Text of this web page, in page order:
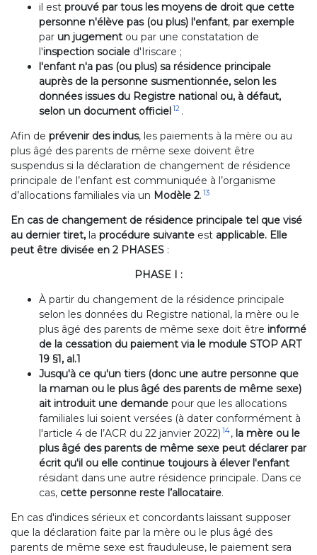
il est prouvé par tous les moyens de droit que cette
personne n'élève pas (ou plus) l'enfant, par exemple
par un jugement ou par une constatation de
l'inspection sociale d'Iriscare ;
l'enfant n'a pas (ou plus) sa résidence principale
auprès de la personne susmentionnée, selon les
données issues du Registre national ou, à défaut,
selon un document officiel 12 .
Afin de prévenir des indus, les paiements à la mère ou au
plus âgé des parents de même sexe doivent être
suspendus si la déclaration de changement de résidence
principale de l’enfant est communiquée à l’organisme
d’allocations familiales via un Modèle 2. 13
En cas de changement de résidence principale tel que visé
au dernier tiret, la procédure suivante est applicable. Elle
peut être divisée en 2 PHASES :
PHASE I :
À partir du changement de la résidence principale
selon les données du Registre national, la mère ou le
plus âgé des parents de même sexe doit être informé
de la cessation du paiement via le module STOP ART
19 §1, al.1
Jusqu'à ce qu'un tiers (donc une autre personne que
la maman ou le plus âgé des parents de même sexe)
ait introduit une demande pour que les allocations
familiales lui soient versées (à dater conformément à
l'article 4 de l’ACR du 22 janvier 2022) 14 , la mère ou le
plus âgé des parents de même sexe peut déclarer par
écrit qu'il ou elle continue toujours à élever l'enfant
résidant dans une autre résidence principale. Dans ce
cas, cette personne reste l’allocataire.
En cas d'indices sérieux et concordants laissant supposer
que la déclaration faite par la mère ou le plus âgé des
parents de même sexe est frauduleuse, le paiement sera